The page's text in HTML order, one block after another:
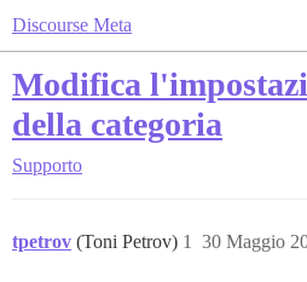
Discourse Meta
Modifica
della categoria
Supporto
tpetrov (Toni Petrov) 30 Maggio
1